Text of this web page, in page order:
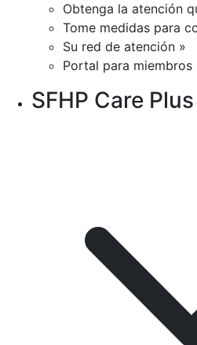
Obtenga la atención
Tome medidas para
Su red de atención »
Portal para miembros
SFHP Care Plus